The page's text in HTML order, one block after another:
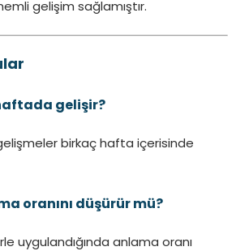
gelişim sağlamıştır.
gelişir?
birkaç hafta içerisinde
oranını düşürür mü?
uygulandığında anlama oranı